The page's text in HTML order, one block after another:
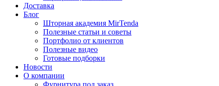
Доставка
Блог
Шторная академия MirTenda
Полезные статьи и советы
Портфолио от клиентов
Полезные видео
Готовые подборки
Новости
О компании
Фурнитура под заказ